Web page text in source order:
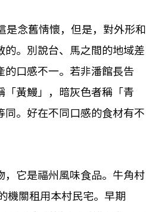
是念舊情懷，但是，對外形和
的。別說台、馬之間的地域差
的口感不一。若非潘館長告
「黃鰻」，暗灰色者稱「青
同。好在不同口感的食材有不
，它是福州風味食品。牛角村
機關租用本村民宅。早期